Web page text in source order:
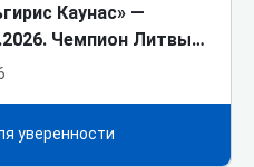
Каунас» ―
Чемпион Литвы…
уверенности